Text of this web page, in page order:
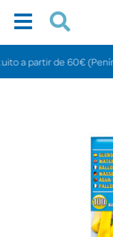
partir de 60€